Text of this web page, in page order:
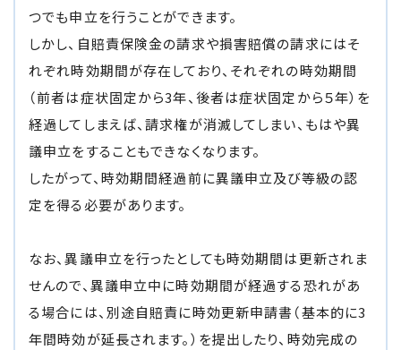
つでも申立を行うことができます。
しかし、自賠責保険金の請求や損害賠償の請求にはそ
れぞれ時効期間が存在しており、それぞれの時効期間
（前者は症状固定から3年、後者は症状固定から５年）を
経過してしまえば、請求権が消滅してしまい、もはや異
議申立をすることもできなくなります。
したがって、時効期間経過前に異議申立及び等級の認
定を得る必要があります。
なお、異議申立を行ったとしても時効期間は更新されま
せんので、異議申立中に時効期間が経過する恐れがあ
る場合には、別途自賠責に時効更新申請書（基本的に3
年間時効が延長されます。）を提出したり、時効完成の